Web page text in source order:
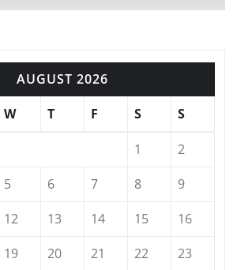
AUGUST 2026
W T F S S
1
2
5 6 7 8
9
12 13 14 15
16
19 20 21 22
23